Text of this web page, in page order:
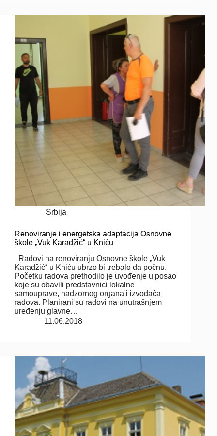
Srbija
Renoviranje i energetska adaptacija Osnovne
škole „Vuk Karadžić“ u Kniću
Radovi na renoviranju Osnovne škole „Vuk
Karadžić“ u Kniću ubrzo bi trebalo da počnu.
Početku radova prethodilo je uvođenje u posao
koje su obavili predstavnici lokalne
samouprave, nadzornog organa i izvođača
radova. Planirani su radovi na unutrašnjem
uređenju glavne…
11.06.2018